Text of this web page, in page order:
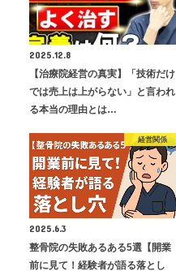
2025.12.8
【治療院経営の真実】「技術だけ
では売上は上がらない」と言われ
る本当の理由とは…
経営関係
2025.6.3
整骨院の失敗あるある5選【開業
前に見て！経験者が語る落とし